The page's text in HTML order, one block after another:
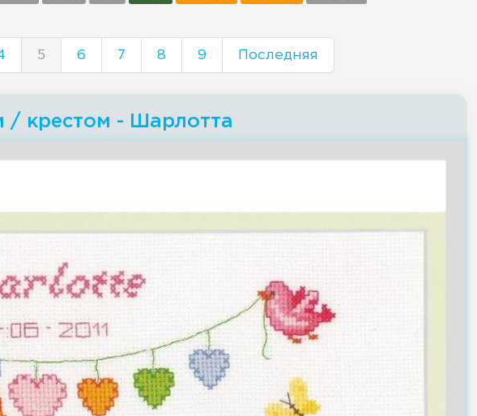
5 6 7 8 9 Последняя
/ крестом - Шарлотта